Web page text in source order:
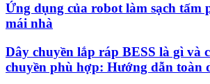
Ứng dụng của robot làm sạch tấm
mái nhà
Dây chuyền lắp ráp BESS là gì và
chuyền phù hợp: Hướng dẫn toàn